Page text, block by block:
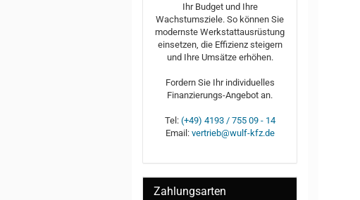
Ihr Budget und Ihre
Wachstumsziele. So können Sie
modernste Werkstattausrüstung
einsetzen, die Effizienz steigern
und Ihre Umsätze erhöhen.
Fordern Sie Ihr individuelles
Finanzierungs-Angebot an.
Tel: (+49) 4193 / 755 09 - 14
Email: vertrieb@wulf-kfz.de
Zahlungsarten